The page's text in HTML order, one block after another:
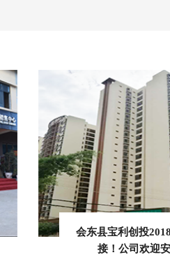
会东县宝利创投
接！公司欢迎